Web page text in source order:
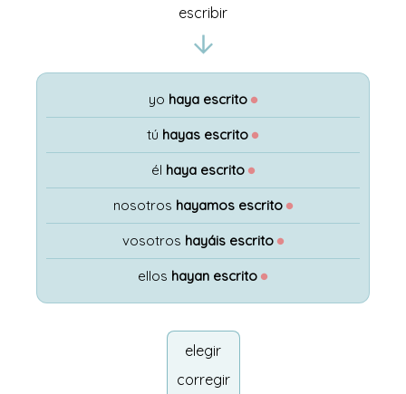
escribir
yo haya escrito ●
tú hayas escrito ●
él haya escrito ●
nosotros hayamos escrito ●
vosotros hayáis escrito ●
ellos hayan escrito ●
elegir
corregir